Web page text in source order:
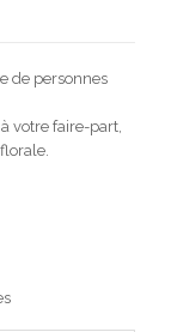
de personnes
votre faire-part,